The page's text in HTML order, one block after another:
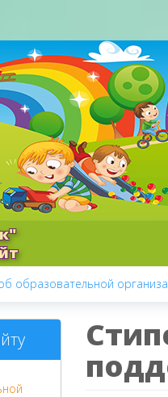
образовательной